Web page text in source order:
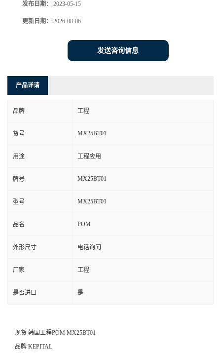
发布日期： 2023-05-15
更新日期： 2026-08-06
发送咨询信息
产品详请
品牌 工程
货号 MX25BT01
用途 工程应用
牌号 MX25BT01
型号 MX25BT01
品名 POM
外形尺寸 电话询问
厂家 工程
是否进口 是
现货 韩国工程POM MX25BT01
品牌 KEPITAL